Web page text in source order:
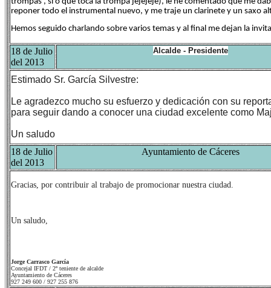
reponer todo el instrumental nuevo, y me traje un clarinete y un saxo
Hemos seguido charlando sobre varios temas y al final me dejan la
18 de Julio
del 2013
Alcalde - Presidente
Estimado Sr. García Silvestre:
Le agradezco mucho su esfuerzo y dedicación con su
para seguir dando a conocer una ciudad excelente como
Un saludo
18 de Julio
del 2013
Ayuntamiento de Cáceres
Gracias, por contribuir al trabajo de promocionar nuestra ciudad.
Un saludo,
Jorge Carrasco García
Concejal IFDT / 2º teniente de alcalde
Ayuntamiento de Cáceres
927 249 600 / 927 255 876